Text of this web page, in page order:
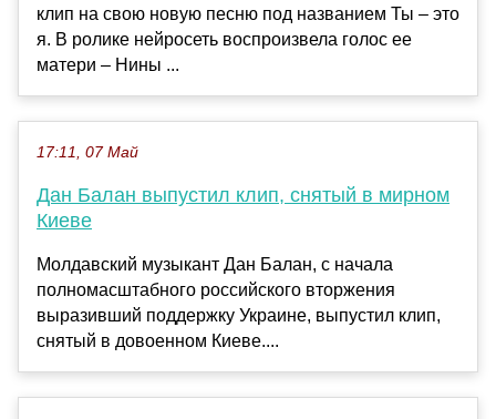
клип на свою новую песню под названием Ты – это
я. В ролике нейросеть воспроизвела голос ее
матери – Нины ...
17:11, 07 Май
Дан Балан выпустил клип, снятый в мирном
Киеве
Молдавский музыкант Дан Балан, с начала
полномасштабного российского вторжения
выразивший поддержку Украине, выпустил клип,
снятый в довоенном Киеве....